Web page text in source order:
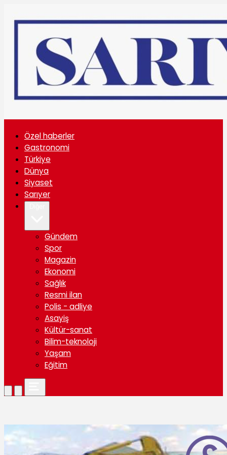
Özel haberler
Gastronomi
Türkiye
Dünya
Siyaset
Sarıyer
Gündem
Spor
Magazin
Ekonomi
Sağlık
Resmi ilan
Polis - adliye
Asayiş
Kültür-sanat
Bilim-teknoloji
Yaşam
Eğitim